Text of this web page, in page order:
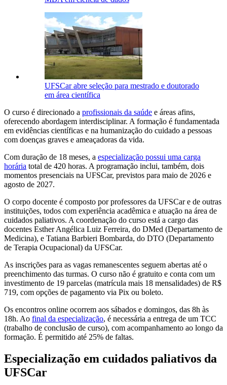
UFSCar abre seleção para mestrado e doutorado
em área científica
O curso é direcionado a profissionais da saúde e áreas afins,
oferecendo abordagem interdisciplinar. A formação é fundamentada
em evidências científicas e na humanização do cuidado a pessoas
com doenças graves e ameaçadoras da vida.
Com duração de 18 meses, a especialização possui uma carga
horária total de 420 horas. A programação inclui, também, dois
momentos presenciais na UFSCar, previstos para maio de 2026 e
agosto de 2027.
O corpo docente é composto por professores da UFSCar e de outras
instituições, todos com experiência acadêmica e atuação na área de
cuidados paliativos. A coordenação do curso está a cargo das
docentes Esther Angélica Luiz Ferreira, do DMed (Departamento de
Medicina), e Tatiana Barbieri Bombarda, do DTO (Departamento
de Terapia Ocupacional) da UFSCar.
As inscrições para as vagas remanescentes seguem abertas até o
preenchimento das turmas. O curso não é gratuito e conta com um
investimento de 19 parcelas (matrícula mais 18 mensalidades) de R$
719, com opções de pagamento via Pix ou boleto.
Os encontros online ocorrem aos sábados e domingos, das 8h às
18h. Ao final da especialização, é necessária a entrega de um TCC
(trabalho de conclusão de curso), com acompanhamento ao longo da
formação. É permitido até 25% de faltas.
Especialização em cuidados paliativos da
UFSCar